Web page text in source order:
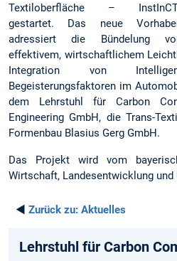
Textiloberfläche –
gestartet. Das neue
adressiert die Bündelung
effektivem, wirtschaftlichem
Integration von
Begeisterungsfaktoren im
dem Lehrstuhl für Carbon
Engineering GmbH, die Trans-
Formenbau Blasius Gerg GmbH.
Das Projekt wird vom
Wirtschaft, Landesentwicklung und
◄ Zurück zu: Aktuelles
Lehrstuhl für Carbon